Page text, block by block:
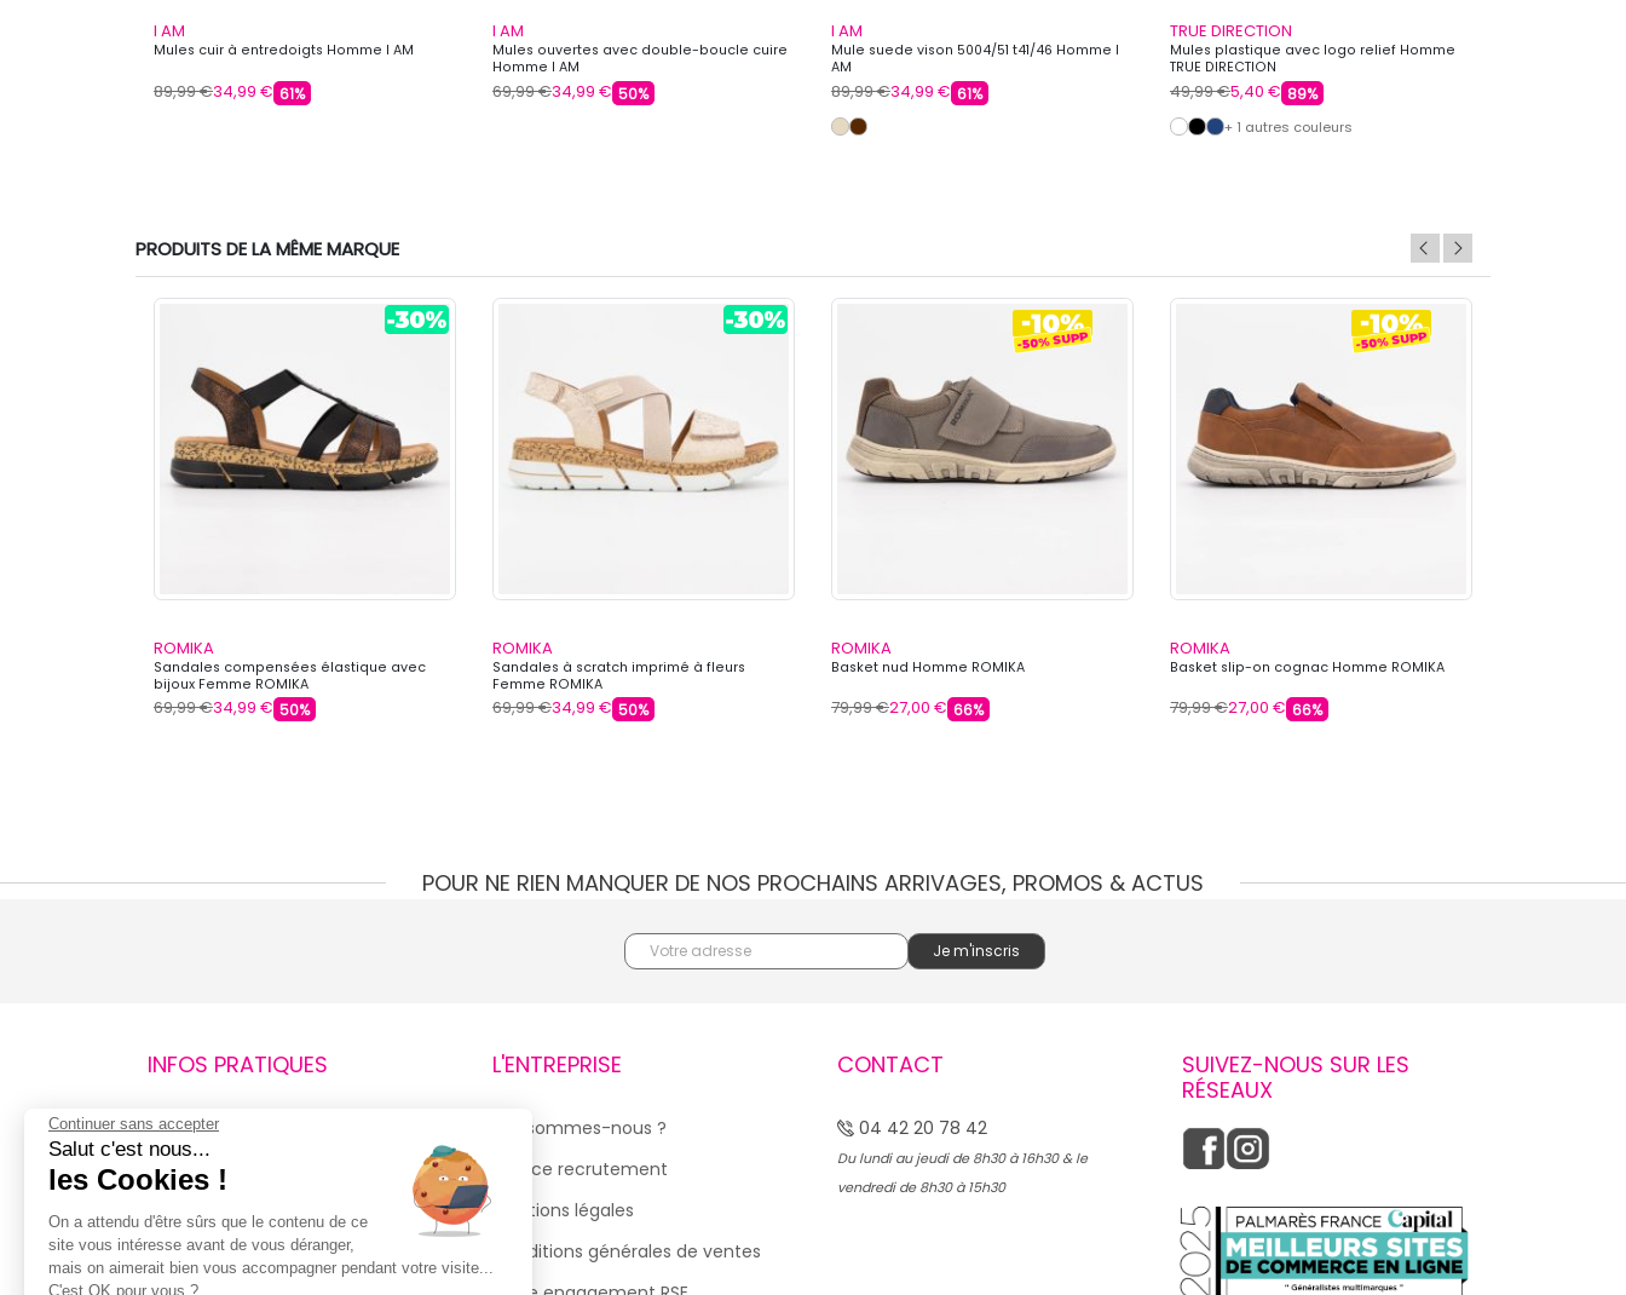
I AM
Mules cuir à entredoigts Homme I AM
89,99 €34,99 € 61%
I AM
Mules ouvertes avec double-boucle cuire
Homme I AM
69,99 €34,99 € 50%
I AM
Mule suede vison 5004/51 t41/46 Homme I
AM
89,99 €34,99 € 61%
TRUE DIRECTION
Mules plastique avec logo relief Homme
TRUE DIRECTION
49,99 €5,40 € 89%
+ 1 autres couleurs
PRODUITS DE LA MÊME MARQUE
ROMIKA
Sandales compensées élastique avec
bijoux Femme ROMIKA
69,99 €34,99 € 50%
ROMIKA
Sandales à scratch imprimé à fleurs
Femme ROMIKA
69,99 €34,99 € 50%
ROMIKA
Basket nud Homme ROMIKA
79,99 €27,00 € 66%
ROMIKA
Basket slip-on cognac Homme ROMIKA
79,99 €27,00 € 66%
POUR NE RIEN MANQUER DE NOS PROCHAINS ARRIVAGES, PROMOS & ACTUS
INFOS PRATIQUES
Retours et remboursements
Suivi de commande
Livraisons
Guide des tailles
L'ENTREPRISE
Qui sommes-nous ?
Espace recrutement
Mentions légales
Conditions générales de ventes
CONTACT
04 42 20 78 42
Du lundi au jeudi de 8h30 à 16h30 & le
vendredi de 8h30 à 15h30
SUIVEZ-NOUS SUR LES
RÉSEAUX
Continuer sans accepter
Salut c'est nous...
les Cookies !
On a attendu d'être sûrs que le contenu de ce
site vous intéresse avant de vous déranger,
mais on aimerait bien vous accompagner pendant votre visite...
C'est OK pour vous ?